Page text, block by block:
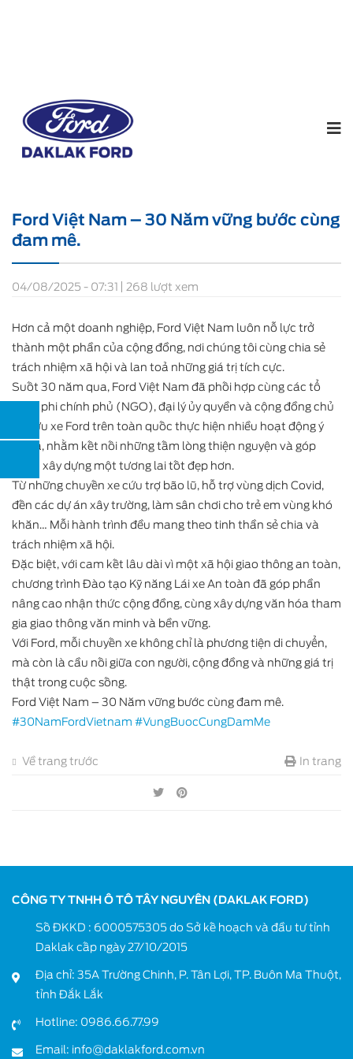
Home Tin tức
Ford Việt Nam – 30 Năm vững bước cùng
đam mê.
04/08/2025 - 07:31 268 lượt xem
Hơn cả một doanh nghiệp, Ford Việt Nam luôn nỗ lực trở
thành một phần của cộng đồng, nơi chúng tôi cùng chia sẻ
trách nhiệm xã hội và lan toả những giá trị tích cực.
Suốt 30 năm qua, Ford Việt Nam đã phối hợp cùng các tổ
chức phi chính phủ (NGO), đại lý ủy quyền và cộng đồng chủ
sở hữu xe Ford trên toàn quốc thực hiện nhiều hoạt động ý
nghĩa, nhằm kết nối những tấm lòng thiện nguyện và góp
phần xây dựng một tương lai tốt đẹp hơn.
Từ những chuyến xe cứu trợ bão lũ, hỗ trợ vùng dịch Covid,
đến các dự án xây trường, làm sân chơi cho trẻ em vùng khó
khăn… Mỗi hành trình đều mang theo tinh thần sẻ chia và
trách nhiệm xã hội.
Đặc biệt, với cam kết lâu dài vì một xã hội giao thông an toàn,
chương trình Đào tạo Kỹ năng Lái xe An toàn đã góp phần
nâng cao nhận thức cộng đồng, cùng xây dựng văn hóa tham
gia giao thông văn minh và bền vững.
Với Ford, mỗi chuyến xe không chỉ là phương tiện di chuyển,
mà còn là cầu nối giữa con người, cộng đồng và những giá trị
thật trong cuộc sống.
Ford Việt Nam – 30 Năm vững bước cùng đam mê.
#30NamFordVietnam #VungBuocCungDamMe
Về trang trước In trang
CÔNG TY TNHH Ô TÔ TÂY NGUYÊN (DAKLAK FORD)
Số ĐKKD : 6000575305 do Sở kế hoạch và đầu tư tỉnh
Daklak cấp ngày 27/10/2015
Địa chỉ: 35A Trường Chinh, P. Tân Lợi, TP. Buôn Ma Thuột,
tỉnh Đắk Lắk
Hotline: 0986.66.77.99
Email: info@daklakford.com.vn